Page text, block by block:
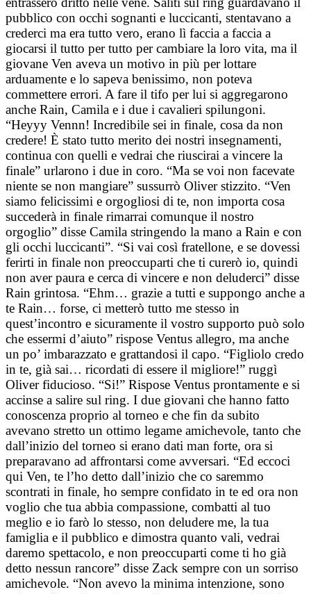
pubblico con occhi sognanti e luccicanti, stentavano a
crederci ma era tutto vero, erano lì faccia a faccia a
giocarsi il tutto per tutto per cambiare la loro vita, ma il
giovane Ven aveva un motivo in più per lottare
arduamente e lo sapeva benissimo, non poteva
commettere errori. A fare il tifo per lui si aggregarono
anche Rain, Camila e i due i cavalieri spilungoni.
“Heyyy Vennn! Incredibile sei in finale, cosa da non
credere! È stato tutto merito dei nostri insegnamenti,
continua con quelli e vedrai che riuscirai a vincere la
finale” urlarono i due in coro. “Ma se voi non facevate
niente se non mangiare” sussurrò Oliver stizzito. “Ven
siamo felicissimi e orgogliosi di te, non importa cosa
succederà in finale rimarrai comunque il nostro
orgoglio” disse Camila stringendo la mano a Rain e con
gli occhi luccicanti”. “Si vai così fratellone, e se dovessi
ferirti in finale non preoccuparti che ti curerò io, quindi
non aver paura e cerca di vincere e non deluderci” disse
Rain grintosa. “Ehm… grazie a tutti e suppongo anche a
te Rain… forse, ci metterò tutto me stesso in
quest’incontro e sicuramente il vostro supporto può solo
che essermi d’aiuto” rispose Ventus allegro, ma anche
un po’ imbarazzato e grattandosi il capo. “Figliolo credo
in te, già sai… ricordati di essere il migliore!” ruggì
Oliver fiducioso. “Si!” Rispose Ventus prontamente e si
accinse a salire sul ring. I due giovani che hanno fatto
conoscenza proprio al torneo e che fin da subito
avevano stretto un ottimo legame amichevole, tanto che
dall’inizio del torneo si erano dati man forte, ora si
preparavano ad affrontarsi come avversari. “Ed eccoci
qui Ven, te l’ho detto dall’inizio che co saremmo
scontrati in finale, ho sempre confidato in te ed ora non
voglio che tua abbia compassione, combatti al tuo
meglio e io farò lo stesso, non deludere me, la tua
famiglia e il pubblico e dimostra quanto vali, vedrai
daremo spettacolo, e non preoccuparti come ti ho già
detto nessun rancore” disse Zack sempre con un sorriso
amichevole. “Non avevo la minima intenzione, sono